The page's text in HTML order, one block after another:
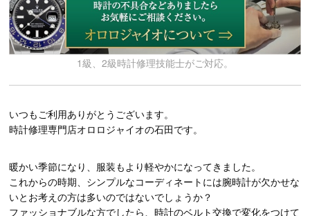
1級、2級時計修理技能士がご対応。
いつもご利用ありがとうございます。
時計修理専門店オロロジャイオの石田です。
暖かい季節になり、服装もより軽やかになってきました。
これからの時期、シンプルなコーディネートには腕時計が欠かせな
いとお考えの方は多いのではないでしょうか？
ファッショナブルな方でしたら、時計のベルト交換で変化をつけて